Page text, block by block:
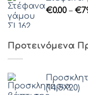
€0.00 – €
Προτεινόμενα
(14,5Χ20)